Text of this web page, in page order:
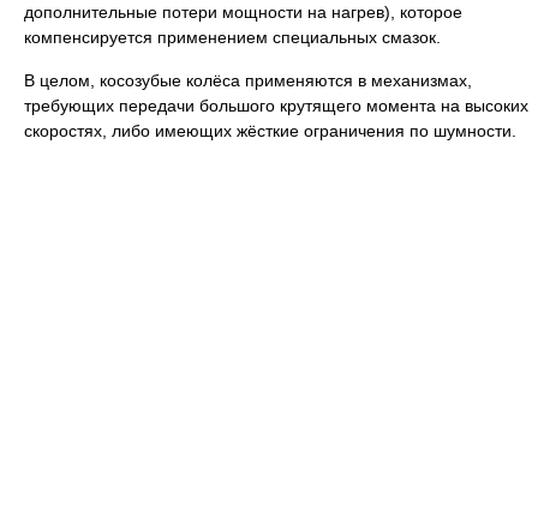
дополнительные потери мощности на нагрев), которое
компенсируется применением специальных смазок.
В целом, косозубые колёса применяются в механизмах,
требующих передачи большого крутящего момента на высоких
скоростях, либо имеющих жёсткие ограничения по шумности.